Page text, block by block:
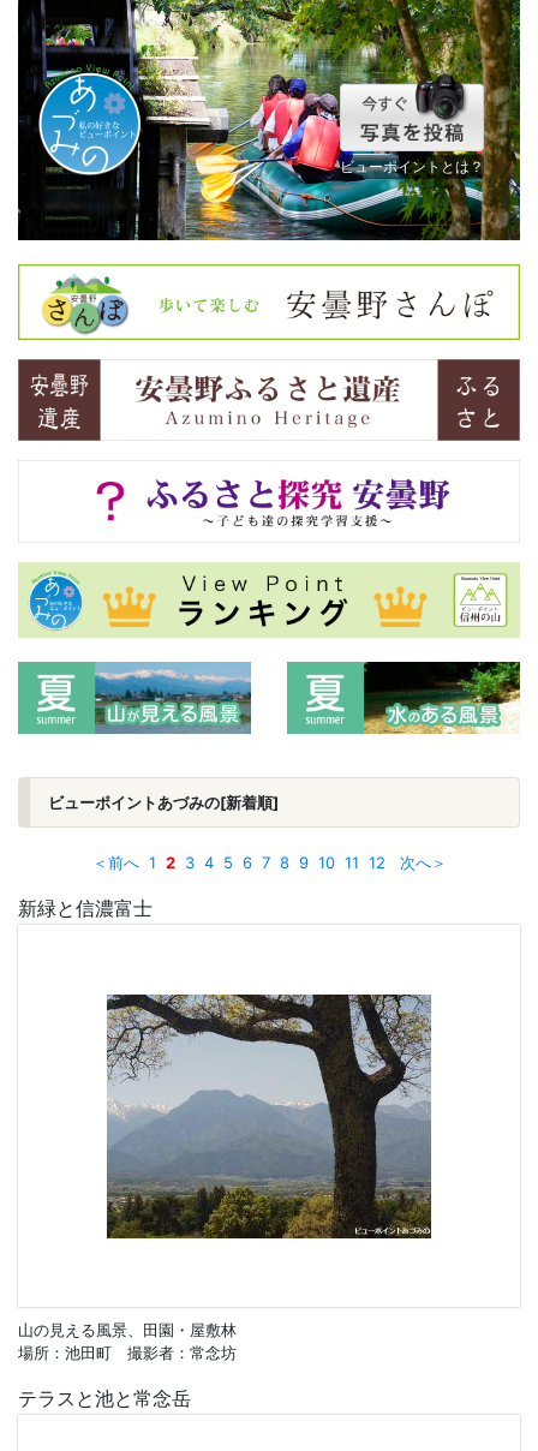
ビューポイントとは？
ビューポイントあづみの[新着順]
＜前へ 1 2 3 4 5 6 7 8 9 10 11 12 次へ＞
新緑と信濃富士
山の見える風景、田園・屋敷林
場所：池田町 撮影者：常念坊
テラスと池と常念岳